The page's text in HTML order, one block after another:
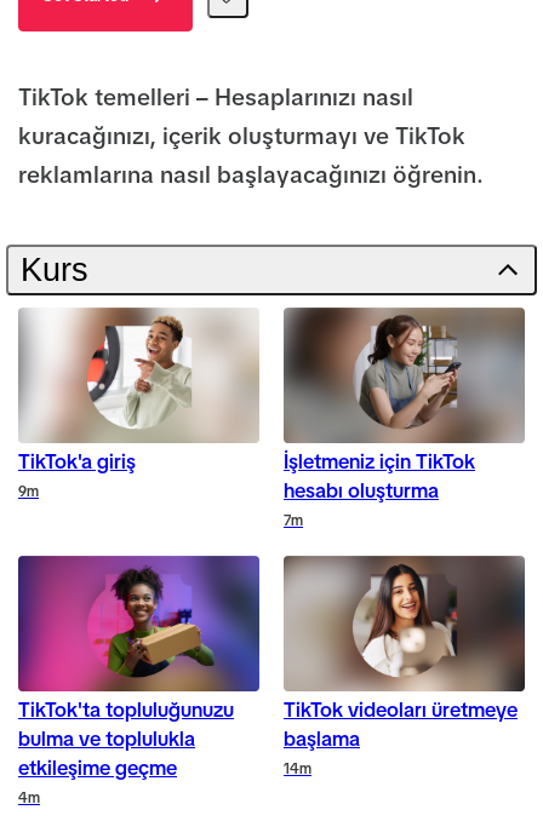
TikTok temelleri – Hesaplarınızı nasıl
kuracağınızı, içerik oluşturmayı ve TikTok
reklamlarına nasıl başlayacağınızı öğrenin.
Kurs
TikTok'a giriş
Duration
9m
İşletmeniz için TikTok
hesabı oluşturma
7m
TikTok'ta topluluğunuzu
bulma ve toplulukla
etkileşime geçme
Duration
4m
TikTok videoları üretmeye
başlama
Duration 14m